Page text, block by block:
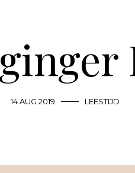
14 AUG 2019 LEESTIJD